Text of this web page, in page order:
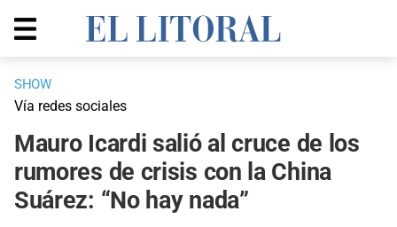
SHOW
Vía redes sociales
Mauro Icardi salió al cruce de los
rumores de crisis con la China
Suárez: “No hay nada”